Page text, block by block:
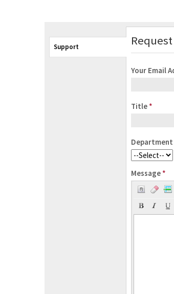
Support
Your Email
Title *
Department
Message *